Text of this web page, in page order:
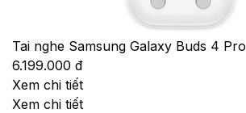
Tai nghe Samsung Galaxy Buds 4 Pro
6.199.000 đ
Xem chi tiết
Xem chi tiết